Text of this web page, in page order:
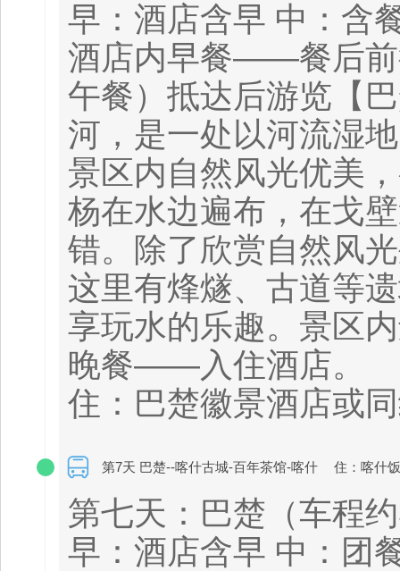
早：酒店含早 中：含
酒店内早餐——餐后前
午餐）抵达后游览【
河，是一处以河流湿
景区内自然风光优美
杨在水边遍布，在戈
错。除了欣赏自然风
这里有烽燧、古道等
享玩水的乐趣。景区
晚餐——入住酒店。
住：巴楚徽景酒店或
第7天 巴楚--喀什古城-百年茶馆-喀什 住：喀什
第七天：巴楚（车程
早：酒店含早 中：团